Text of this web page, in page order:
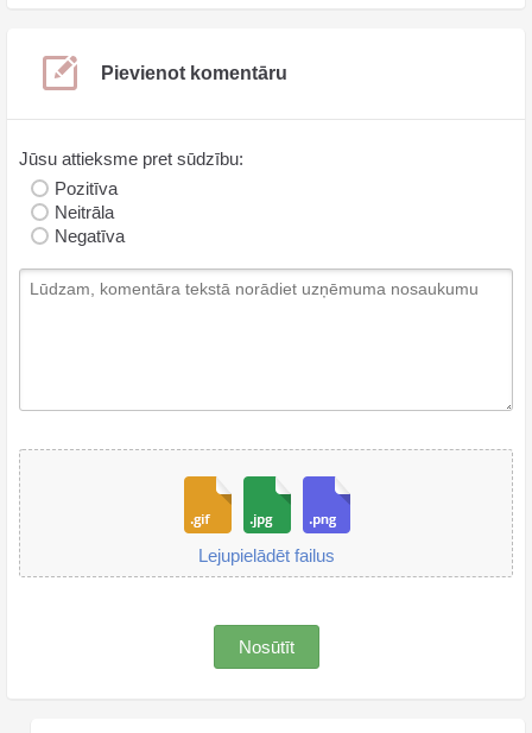
Pievienot komentāru
Jūsu attieksme pret sūdzību:
Pozitīva
Neitrāla
Negatīva
Lejupielādēt failus
Nosūtīt